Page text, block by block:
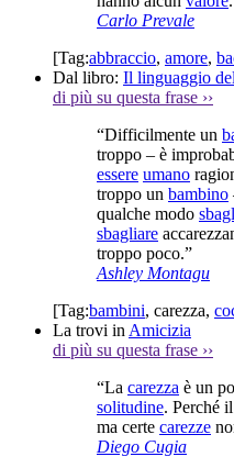
Carlo Prevale
[Tag:abbraccio, amore,
Dal libro: Il linguaggio
di più su questa frase ››
“Difficilmente un
troppo – è
essere umano
troppo un bambino
qualche modo
sbagliare
troppo poco.”
Ashley Montagu
[Tag:bambini, carezza,
La trovi in Amicizia
di più su questa frase ››
“La carezza è un
solitudine. Perché il
ma certe carezze
Diego Cugia